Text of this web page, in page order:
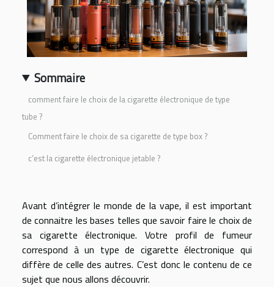
Sommaire
comment faire le choix de la cigarette électronique de type
tube ?
Comment faire le choix de sa cigarette de type box ?
c’est la cigarette électronique jetable ?
Avant d’intégrer le monde de la vape, il est important
de connaitre les bases telles que savoir faire le choix de
sa cigarette électronique. Votre profil de fumeur
correspond à un type de cigarette électronique qui
diffère de celle des autres. C’est donc le contenu de ce
sujet que nous allons découvrir.